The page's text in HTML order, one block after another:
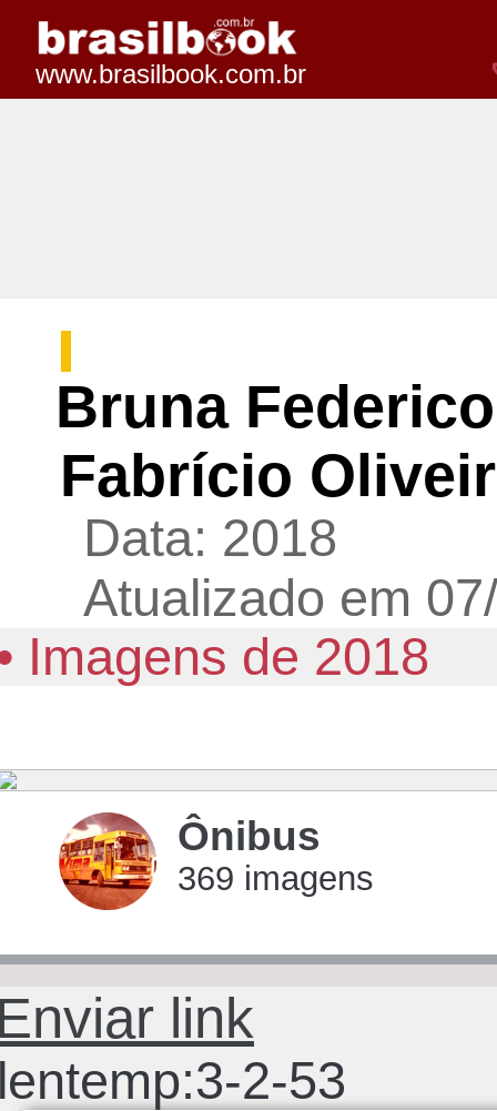
www.brasilbook.com.br
Bruna
Fabrício
Data: 2018
Atualizado em
Imagens de 2018
Ônibus
369 imagens
link
2-53